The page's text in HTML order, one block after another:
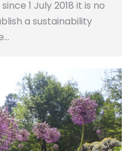
1 July 2018 it is no
a sustainability